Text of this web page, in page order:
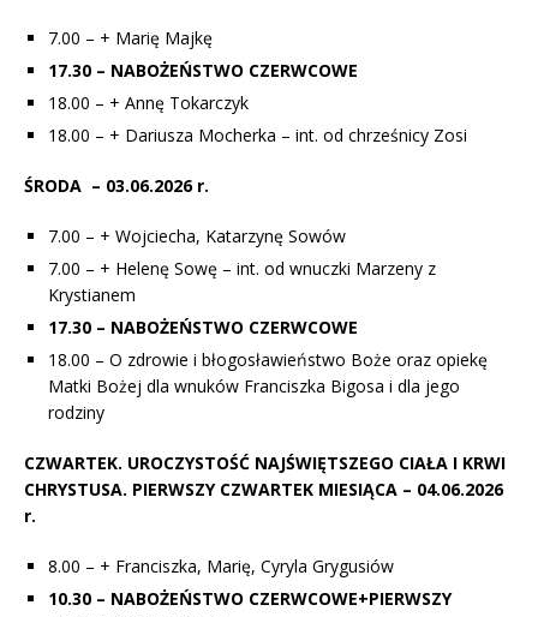
7.00 – + Marię Majkę
17.30 – NABOŻEŃSTWO CZERWCOWE
18.00 – + Annę Tokarczyk
18.00 – + Dariusza Mocherka – int. od chrześnicy Zosi
ŚRODA – 03.06.2026 r.
7.00 – + Wojciecha, Katarzynę Sowów
7.00 – + Helenę Sowę – int. od wnuczki Marzeny z
Krystianem
17.30 – NABOŻEŃSTWO CZERWCOWE
18.00 – O zdrowie i błogosławieństwo Boże oraz opiekę
Matki Bożej dla wnuków Franciszka Bigosa i dla jego
rodziny
CZWARTEK. UROCZYSTOŚĆ NAJŚWIĘTSZEGO CIAŁA I KRWI
CHRYSTUSA. PIERWSZY CZWARTEK MIESIĄCA – 04.06.2026
r.
8.00 – + Franciszka, Marię, Cyryla Grygusiów
10.30 – NABOŻEŃSTWO CZERWCOWE+PIERWSZY